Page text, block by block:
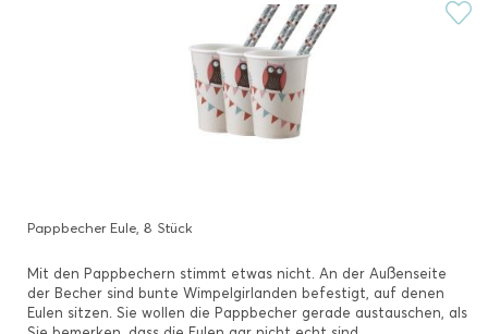
Pappbecher Eule, 8 Stück
Mit den Pappbechern stimmt etwas nicht. An der Außenseite
der Becher sind bunte Wimpelgirlanden befestigt, auf denen
Eulen sitzen. Sie wollen die Pappbecher gerade austauschen, als